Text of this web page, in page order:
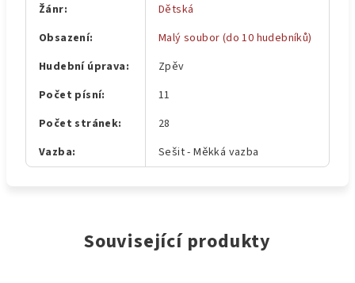
Žánr:
Dětská
Obsazení:
Malý soubor (do 10 hudebníků)
Hudební úprava:
Zpěv
Počet písní:
11
Počet stránek:
28
Vazba: Sešit - Měkká vazba
Související produkty